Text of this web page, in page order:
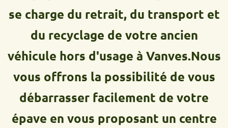
se charge du retrait, du transport et
du recyclage de votre ancien
véhicule hors d'usage à Vanves.Nous
vous offrons la possibilité de vous
débarrasser facilement de votre
épave en vous proposant un centre